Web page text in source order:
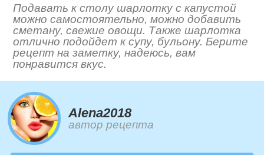
Подавать к столу шарлотку с капустой
можно самостоятельно, можно добавить
сметану, свежие овощи. Также шарлотка
отлично подойдет к супу, бульону. Берите
рецепт на заметку, надеюсь, вам
понравится вкус.
Alena2018
автор рецепта